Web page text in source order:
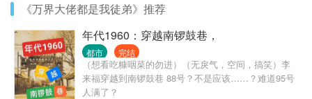
《万界大佬都是我徒弟》推荐
年代1960：穿越南锣鼓巷，
都市 完结
（想看吃糠咽菜的勿进）（无戾气，空间，搞笑）李
来福穿越到南锣鼓巷 88号？不是应该……？难道95号
人满了？